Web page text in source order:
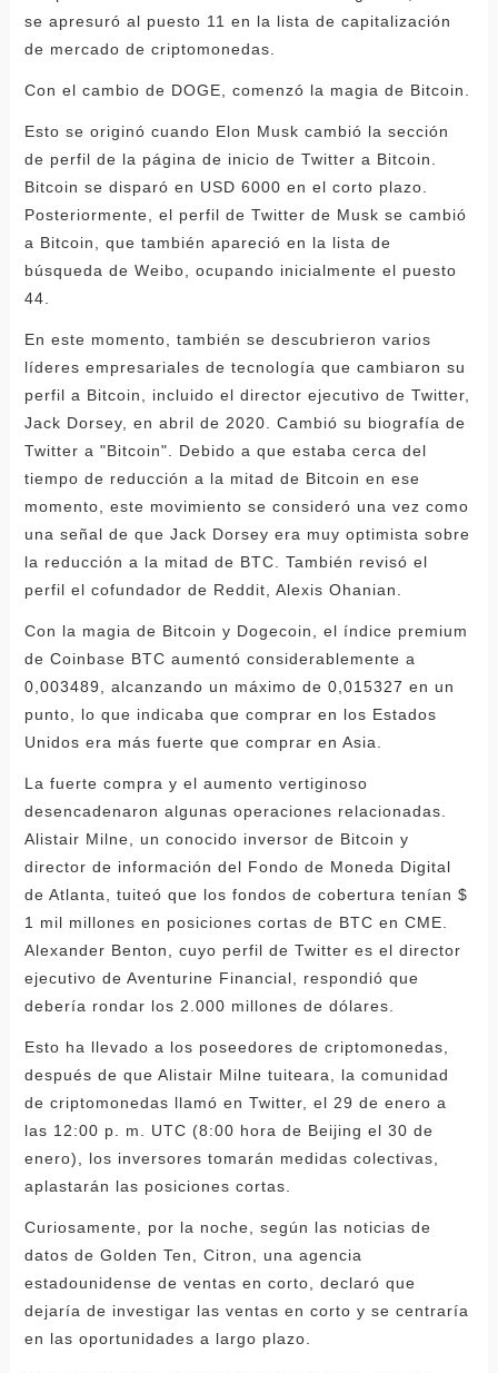
se apresuró al puesto 11 en la lista de capitalización
de mercado de criptomonedas.
Con el cambio de DOGE, comenzó la magia de Bitcoin.
Esto se originó cuando Elon Musk cambió la sección
de perfil de la página de inicio de Twitter a Bitcoin.
Bitcoin se disparó en USD 6000 en el corto plazo.
Posteriormente, el perfil de Twitter de Musk se cambió
a Bitcoin, que también apareció en la lista de
búsqueda de Weibo, ocupando inicialmente el puesto
44.
En este momento, también se descubrieron varios
líderes empresariales de tecnología que cambiaron su
perfil a Bitcoin, incluido el director ejecutivo de Twitter,
Jack Dorsey, en abril de 2020. Cambió su biografía de
Twitter a "Bitcoin". Debido a que estaba cerca del
tiempo de reducción a la mitad de Bitcoin en ese
momento, este movimiento se consideró una vez como
una señal de que Jack Dorsey era muy optimista sobre
la reducción a la mitad de BTC. También revisó el
perfil el cofundador de Reddit, Alexis Ohanian.
Con la magia de Bitcoin y Dogecoin, el índice premium
de Coinbase BTC aumentó considerablemente a
0,003489, alcanzando un máximo de 0,015327 en un
punto, lo que indicaba que comprar en los Estados
Unidos era más fuerte que comprar en Asia.
La fuerte compra y el aumento vertiginoso
desencadenaron algunas operaciones relacionadas.
Alistair Milne, un conocido inversor de Bitcoin y
director de información del Fondo de Moneda Digital
de Atlanta, tuiteó que los fondos de cobertura tenían $
1 mil millones en posiciones cortas de BTC en CME.
Alexander Benton, cuyo perfil de Twitter es el director
ejecutivo de Aventurine Financial, respondió que
debería rondar los 2.000 millones de dólares.
Esto ha llevado a los poseedores de criptomonedas,
después de que Alistair Milne tuiteara, la comunidad
de criptomonedas llamó en Twitter, el 29 de enero a
las 12:00 p. m. UTC (8:00 hora de Beijing el 30 de
enero), los inversores tomarán medidas colectivas,
aplastarán las posiciones cortas.
Curiosamente, por la noche, según las noticias de
datos de Golden Ten, Citron, una agencia
estadounidense de ventas en corto, declaró que
dejaría de investigar las ventas en corto y se centraría
en las oportunidades a largo plazo.